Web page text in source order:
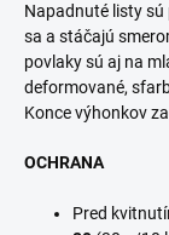
Napadnuté listy
sa a stáčajú
povlaky sú aj na
deformované,
Konce výhonkov
OCHRANA
Pred